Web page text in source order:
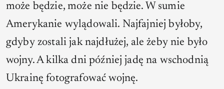
może będzie, może nie będzie. W sumie
Amerykanie wylądowali. Najfajniej byłoby,
gdyby zostali jak najdłużej, ale żeby nie było
wojny. A kilka dni później jadę na wschodnią
Ukrainę fotografować wojnę.